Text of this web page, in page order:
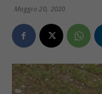
Maggio 20, 2020